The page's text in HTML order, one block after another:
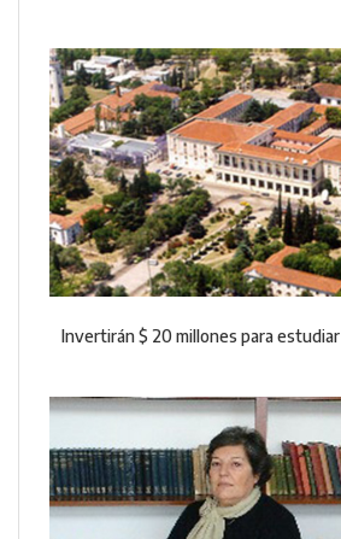
Invertirán $ 20 millones para